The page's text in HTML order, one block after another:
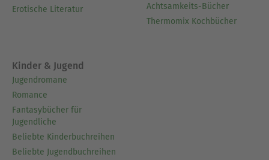
Erotische Literatur
Achtsamkeits-Bücher
Thermomix Kochbücher
Kinder & Jugend
Jugendromane
Romance
Fantasybücher für
Jugendliche
Beliebte Kinderbuchreihen
Beliebte Jugendbuchreihen